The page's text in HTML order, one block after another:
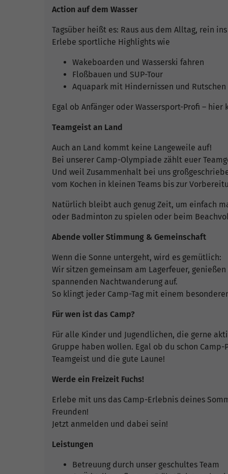
Action auf dem Wasser
Tagsüber heißt es: Raus aus dem Alltag, rein
Erlebe sportliche Highlights wie
Wakeboarden und Wasserski fahren
Floßbauen und SUP-Tour
Aquapark mit Hindernissen und Rutschen
Egal ob Anfänger oder Wassersport-Profi –
Teamgeist an Land
Auch an Land kommt keine Langeweile auf!
Bei unserer Camp-Olympiade zählt euer
Und weil Zusammenhalt bei uns
vom Kochen in kleinen Teams bis zur
Natürlich bleibt auch genug Zeit, um einfach
oder Badminton zu spielen oder beim
Abende voller Stimmung & Gemeinschaft
Wenn die Sonne untergeht, wird es gemütlich:
Wir sitzen gemeinsam am Lagerfeuer,
spannenden Nachtwanderung auf.
So klingt jeder Camp-Tag mit einem
Für wen ist das Camp?
Für alle Kinder und Jugendlichen, die gerne
Gruppe haben wollen. Egal ob du schon
Teamgeist und die gute Laune!
Werde ein Freizeit Fuchs!
Erlebe mit uns das Camp-Erlebnis deines
Freunden!
Jetzt anmelden und dabei sein!
Leistungen
Betreuung durch unser geschultes Team